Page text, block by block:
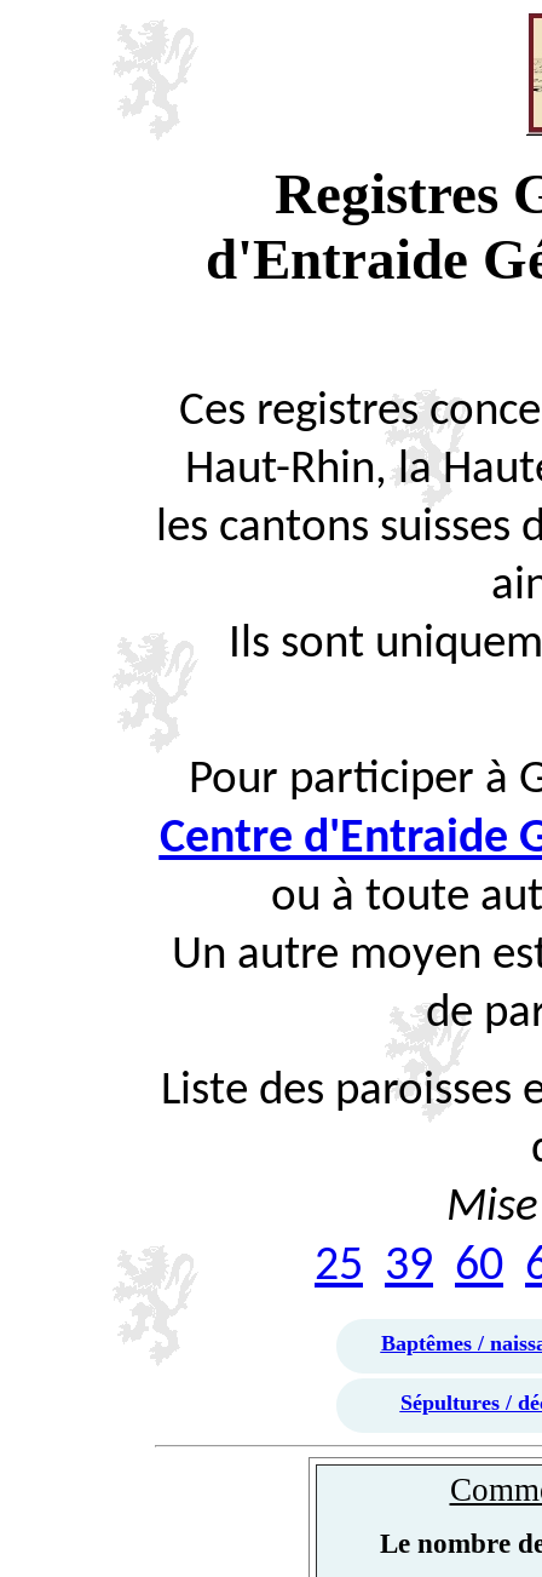
Registres
d'Entraide
Ces registres
Haut-Rhin, la
les cantons suisses
Ils sont
Pour participer à
Centre d'Entraide
ou à toute
Un autre moyen
de
Liste des paroisses
25 39 60
Baptêmes /
Sépultures /
Le nombre